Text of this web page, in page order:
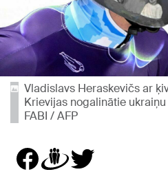
Vladislavs Heraskevičs ar
Krievijas nogalinātie
FABI / AFP